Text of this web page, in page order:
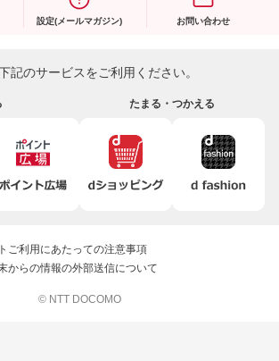
設定(メールマガジン) お問い合わせ
記のサービスをご利用ください。
たまる・つかえる
ご利用にあたっての注意事項
からの情報の外部送信について
© NTT DOCOMO